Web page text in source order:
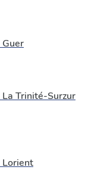
Guer
La Trinité-Surzur
Lorient